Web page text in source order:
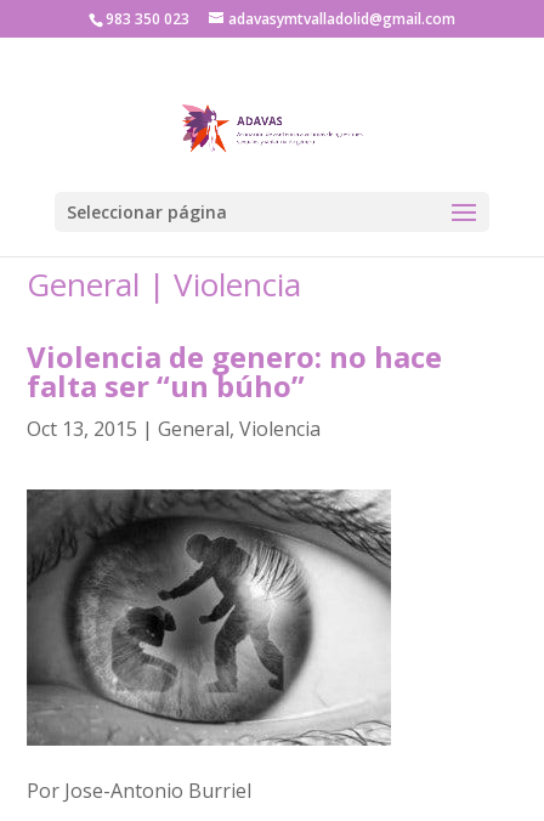
983 350 023 adavasymtvalladolid@gmail.com
Seleccionar página
General |Violencia
Violencia de genero: no hace
falta ser “un búho”
Oct 13, 2015 |General,Violencia
Por Jose-Antonio Burriel